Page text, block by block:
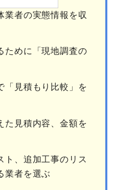
業者の実態情報を収
ために「現地調査の
「見積もり比較」を
た見積内容、金額を
ト、追加工事のリス
業者を選ぶ